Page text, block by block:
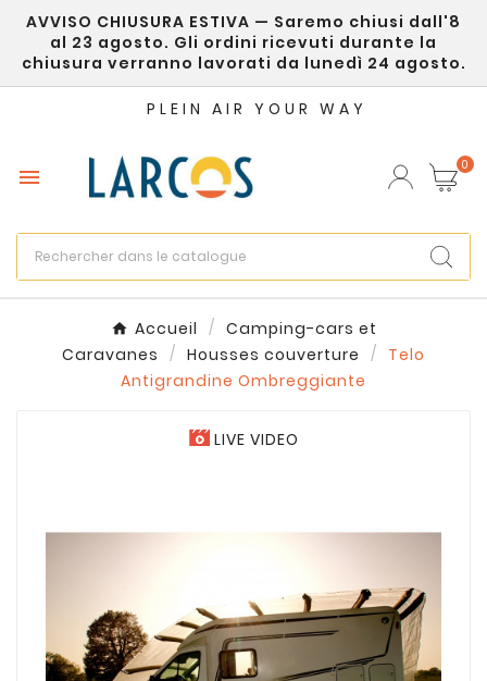
AVVISO CHIUSURA ESTIVA — Saremo chiusi dall'8
al 23 agosto. Gli ordini ricevuti durante la
chiusura verranno lavorati da lunedì 24 agosto.
PLEIN AIR YOUR WAY
 0
Accueil
Camping-cars et
Caravanes
Housses couverture
Telo
Antigrandine Ombreggiante
LIVE VIDEO
Créer une liste d'envies ×
Nom de la liste d'envies
Annuler Créer une liste d'envies